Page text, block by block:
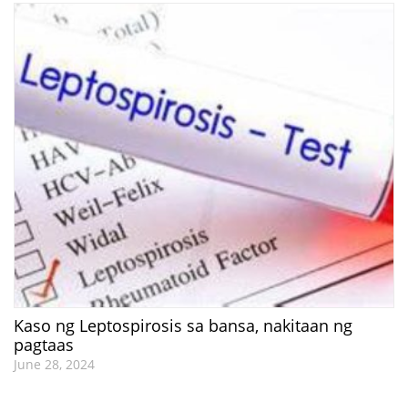
Kaso ng Leptospirosis sa bansa, nakitaan ng
pagtaas
June 28, 2024